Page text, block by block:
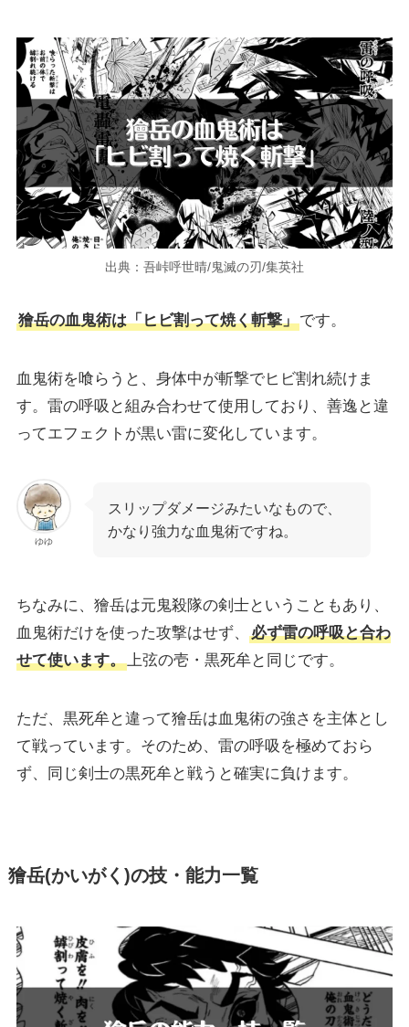
出典：吾峠呼世晴/鬼滅の刃/集英社
獪岳の血鬼術は「ヒビ割って焼く斬撃」です。
血鬼術を喰らうと、身体中が斬撃でヒビ割れ続けま
す。雷の呼吸と組み合わせて使用しており、善逸と違
ってエフェクトが黒い雷に変化しています。
ゆゆ
スリップダメージみたいなもので、
かなり強力な血鬼術ですね。
ちなみに、獪岳は元鬼殺隊の剣士ということもあり、
血鬼術だけを使った攻撃はせず、
必ず雷の呼吸と合わ
せて使います。上弦の壱・黒死牟と同じです。
ただ、黒死牟と違って獪岳は血鬼術の強さを主体とし
て戦っています。そのため、雷の呼吸を極めておら
ず、同じ剣士の黒死牟と戦うと確実に負けます。
獪岳(かいがく)の技・能力一覧